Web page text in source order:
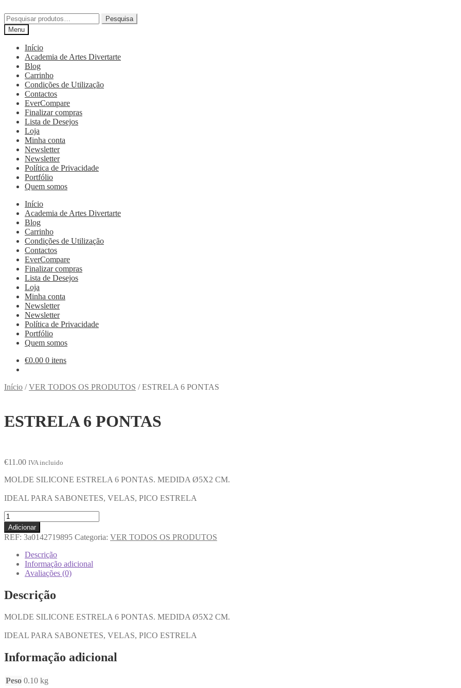
Pesquisa
Menu
Início
Academia de Artes Divertarte
Blog
Carrinho
Condições de Utilização
Contactos
EverCompare
Finalizar compras
Lista de Desejos
Loja
Minha conta
Newsletter
Newsletter
Política de Privacidade
Portfólio
Quem somos
Início
Academia de Artes Divertarte
Blog
Carrinho
Condições de Utilização
Contactos
EverCompare
Finalizar compras
Lista de Desejos
Loja
Minha conta
Newsletter
Newsletter
Política de Privacidade
Portfólio
Quem somos
€0.00 0 itens
Início /VER TODOS OS PRODUTOS /ESTRELA 6 PONTAS
ESTRELA 6 PONTAS
€11.00 IVA incluido
MOLDE SILICONE ESTRELA 6 PONTAS. MEDIDA Ø5X2 CM.
IDEAL PARA SABONETES, VELAS, PICO ESTRELA
Adicionar
REF: 3a0142719895 Categoria: VER TODOS OS PRODUTOS
Descrição
Informação adicional
Avaliações (0)
Descrição
MOLDE SILICONE ESTRELA 6 PONTAS. MEDIDA Ø5X2 CM.
IDEAL PARA SABONETES, VELAS, PICO ESTRELA
Informação adicional
Peso 0.10 kg